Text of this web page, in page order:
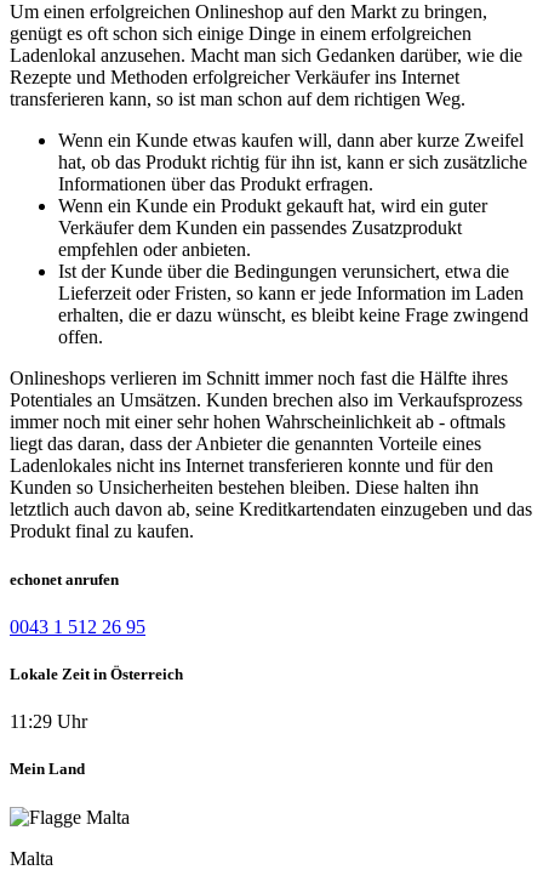
Um einen erfolgreichen Onlineshop auf den Markt zu bringen,
genügt es oft schon sich einige Dinge in einem erfolgreichen
Ladenlokal anzusehen. Macht man sich Gedanken darüber, wie die
Rezepte und Methoden erfolgreicher Verkäufer ins Internet
transferieren kann, so ist man schon auf dem richtigen Weg.
Wenn ein Kunde etwas kaufen will, dann aber kurze Zweifel
hat, ob das Produkt richtig für ihn ist, kann er sich zusätzliche
Informationen über das Produkt erfragen.
Wenn ein Kunde ein Produkt gekauft hat, wird ein guter
Verkäufer dem Kunden ein passendes Zusatzprodukt
empfehlen oder anbieten.
Ist der Kunde über die Bedingungen verunsichert, etwa die
Lieferzeit oder Fristen, so kann er jede Information im Laden
erhalten, die er dazu wünscht, es bleibt keine Frage zwingend
offen.
Onlineshops verlieren im Schnitt immer noch fast die Hälfte ihres
Potentiales an Umsätzen. Kunden brechen also im Verkaufsprozess
immer noch mit einer sehr hohen Wahrscheinlichkeit ab - oftmals
liegt das daran, dass der Anbieter die genannten Vorteile eines
Ladenlokales nicht ins Internet transferieren konnte und für den
Kunden so Unsicherheiten bestehen bleiben. Diese halten ihn
letztlich auch davon ab, seine Kreditkartendaten einzugeben und das
Produkt final zu kaufen.
echonet anrufen
0043 1 512 26 95
Lokale Zeit in Österreich
11:29 Uhr
Mein Land
Malta